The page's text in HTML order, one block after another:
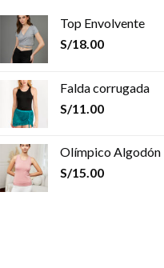
Top Envolvente
S/18.00
Falda corrugada
S/11.00
Olímpico Algodón
S/15.00